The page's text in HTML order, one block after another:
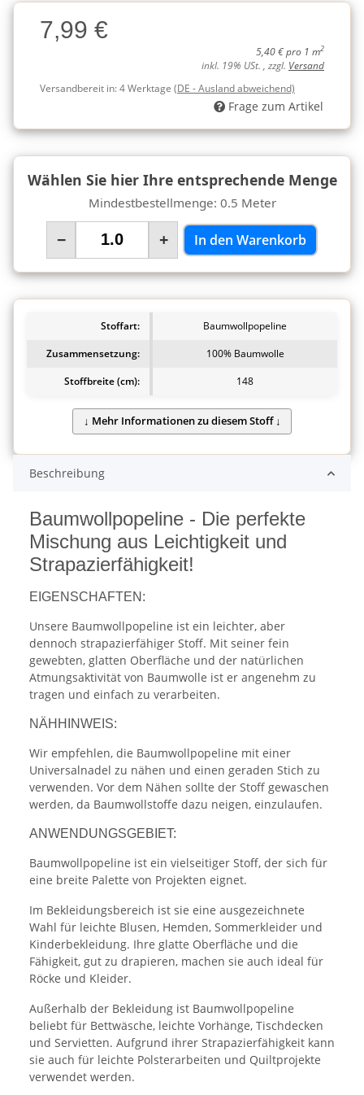
Charge
Charge7,99 €
5,40 € pro 1 m2
inkl. 19% USt. , zzgl. Versand
Versandbereit in:4 Werktage (DE - Ausland abweichend)
Frage zum Artikel
Wählen Sie hier Ihre entsprechende Menge
Mindestbestellmenge: 0.5 Meter
− + In den Warenkorb
Stoffart:
Baumwollpopeline
Zusammensetzung:
100% Baumwolle
Stoffbreite (cm):
148
Beschreibung
Baumwollpopeline - Die perfekte
Mischung aus Leichtigkeit und
Strapazierfähigkeit!
EIGENSCHAFTEN:
Unsere Baumwollpopeline ist ein leichter, aber
dennoch strapazierfähiger Stoff. Mit seiner fein
gewebten, glatten Oberfläche und der natürlichen
Atmungsaktivität von Baumwolle ist er angenehm zu
tragen und einfach zu verarbeiten.
NÄHHINWEIS:
Wir empfehlen, die Baumwollpopeline mit einer
Universalnadel zu nähen und einen geraden Stich zu
verwenden. Vor dem Nähen sollte der Stoff gewaschen
werden, da Baumwollstoffe dazu neigen, einzulaufen.
ANWENDUNGSGEBIET:
Baumwollpopeline ist ein vielseitiger Stoff, der sich für
eine breite Palette von Projekten eignet.
Im Bekleidungsbereich ist sie eine ausgezeichnete
Wahl für leichte Blusen, Hemden, Sommerkleider und
Kinderbekleidung. Ihre glatte Oberfläche und die
Fähigkeit, gut zu drapieren, machen sie auch ideal für
Röcke und Kleider.
Außerhalb der Bekleidung ist Baumwollpopeline
beliebt für Bettwäsche, leichte Vorhänge, Tischdecken
und Servietten. Aufgrund ihrer Strapazierfähigkeit kann
sie auch für leichte Polsterarbeiten und Quiltprojekte
verwendet werden.